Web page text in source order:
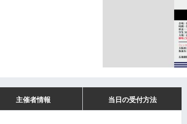
主催者情報 当日の受付方法